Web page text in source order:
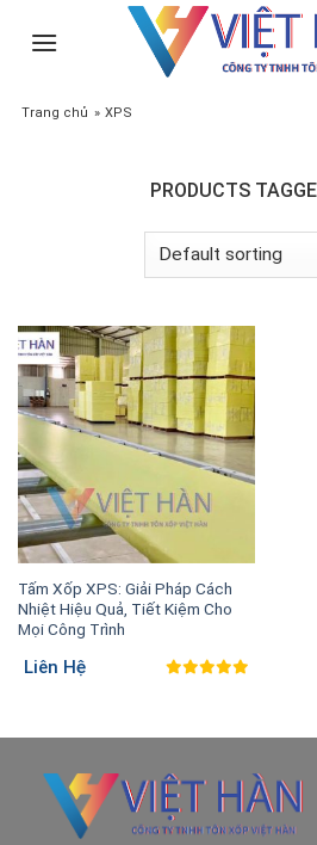
Trang chủ » XPS
PRODUCTS
Tấm Xốp XPS: Giải Pháp Cách
Nhiệt Hiệu Quả, Tiết Kiệm Cho
Mọi Công Trình
Liên Hệ